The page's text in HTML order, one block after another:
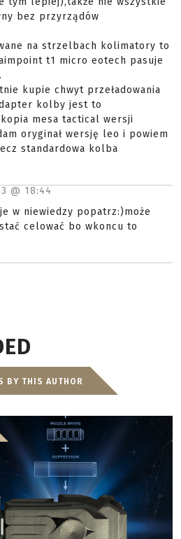
bez przyrządów
na strzelbach kolimatory to
t1 micro eotech pasuje
kupie chwyt przeładowania
kolby jest to
mesa tactical wersji
oryginał wersję leo i powiem
standardowa kolba
@ 18:44
w niewiedzy popatrz:)może
celować bo wkoncu to
BY THIS AUTHOR